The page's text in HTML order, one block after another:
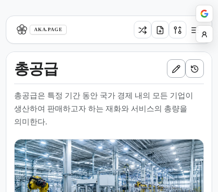
AKA.PAGE
총공급
총공급은 특정 기간 동안 국가 경제 내의 모든 기업이
생산하여 판매하고자 하는 재화와 서비스의 총량을
의미한다.